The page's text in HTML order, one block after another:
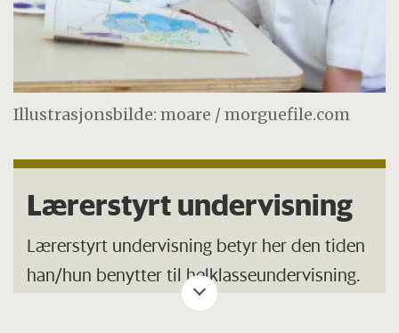
Illustrasjonsbilde: moare / morguefile.com
Lærerstyrt undervisning
Lærerstyrt undervisning betyr her den tiden
han/hun benytter til helklasseundervisning.